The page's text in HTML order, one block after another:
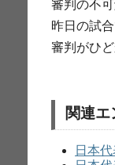
審判の不
昨日の試
審判がひ
関連エ
日本